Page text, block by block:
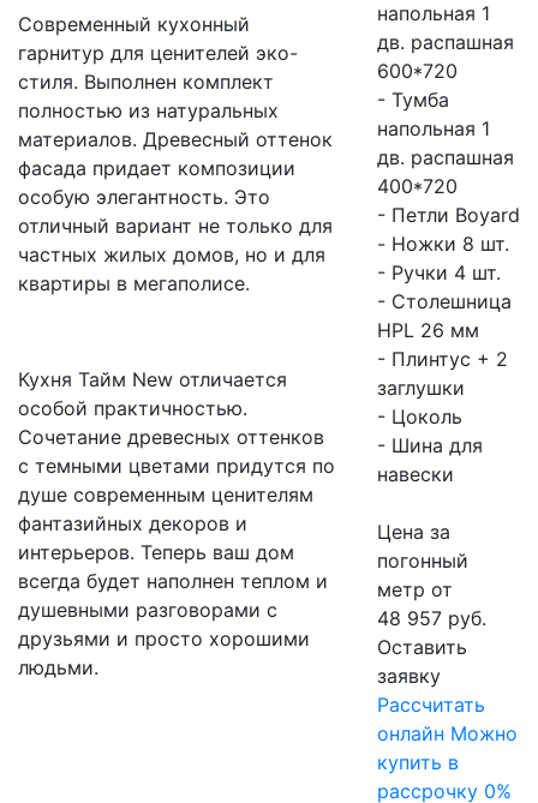
Современный кухонный
гарнитур для ценителей эко-
стиля. Выполнен комплект
полностью из натуральных
материалов. Древесный оттенок
фасада придает композиции
особую элегантность. Это
отличный вариант не только для
частных жилых домов, но и для
квартиры в мегаполисе.
Кухня Тайм New отличается
особой практичностью.
Сочетание древесных оттенков
с темными цветами придутся по
душе современным ценителям
фантазийных декоров и
интерьеров. Теперь ваш дом
всегда будет наполнен теплом и
душевными разговорами с
друзьями и просто хорошими
людьми.
напольная 1
дв. распашная
600*720
- Тумба
напольная 1
дв. распашная
400*720
- Петли Boyard
- Ножки 8 шт.
- Ручки 4 шт.
- Столешница
HPL 26 мм
- Плинтус + 2
заглушки
- Цоколь
- Шина для
навески
Цена за
погонный
метр от
48 957 руб.
Оставить
заявку
Расcчитать
онлайн Можно
купить в
рассрочку 0%